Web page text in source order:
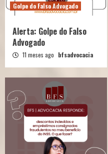
Golpe do Falso Advogado
Alerta: Golpe do Falso
Advogado
11 meses ago bfsadvocacia